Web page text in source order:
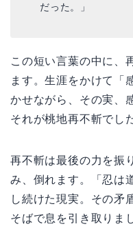
だった。」
この短い言葉の中に、
ます。生涯をかけて「
かせながら、その実
それが桃地再不斬でし
再不斬は最後の力を振
み、倒れます。「忍は
し続けた現実。その矛
そばで息を引き取りま